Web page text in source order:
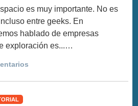
es muy importante. No es
entre geeks. En
hablado de empresas
exploración es...…